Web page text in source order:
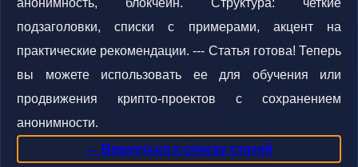
анонимность, блокчейн. Структура: четкие
подзаголовки, списки с примерами, акцент на
практические рекомендации. --- Статья готова! Теперь
вы можете использовать ее для обучения или
продвижения крипто-проектов с сохранением
анонимности.
← Вернуться к списку статей